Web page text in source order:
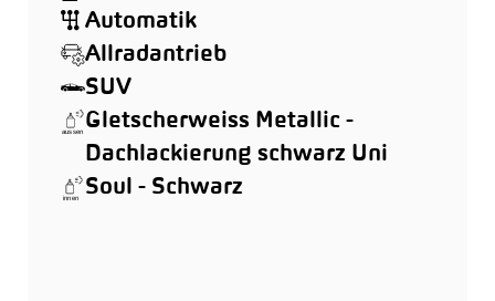
Automatik
Allradantrieb
SUV
Gletscherweiss Metallic -
Dachlackierung schwarz Uni
Soul - Schwarz